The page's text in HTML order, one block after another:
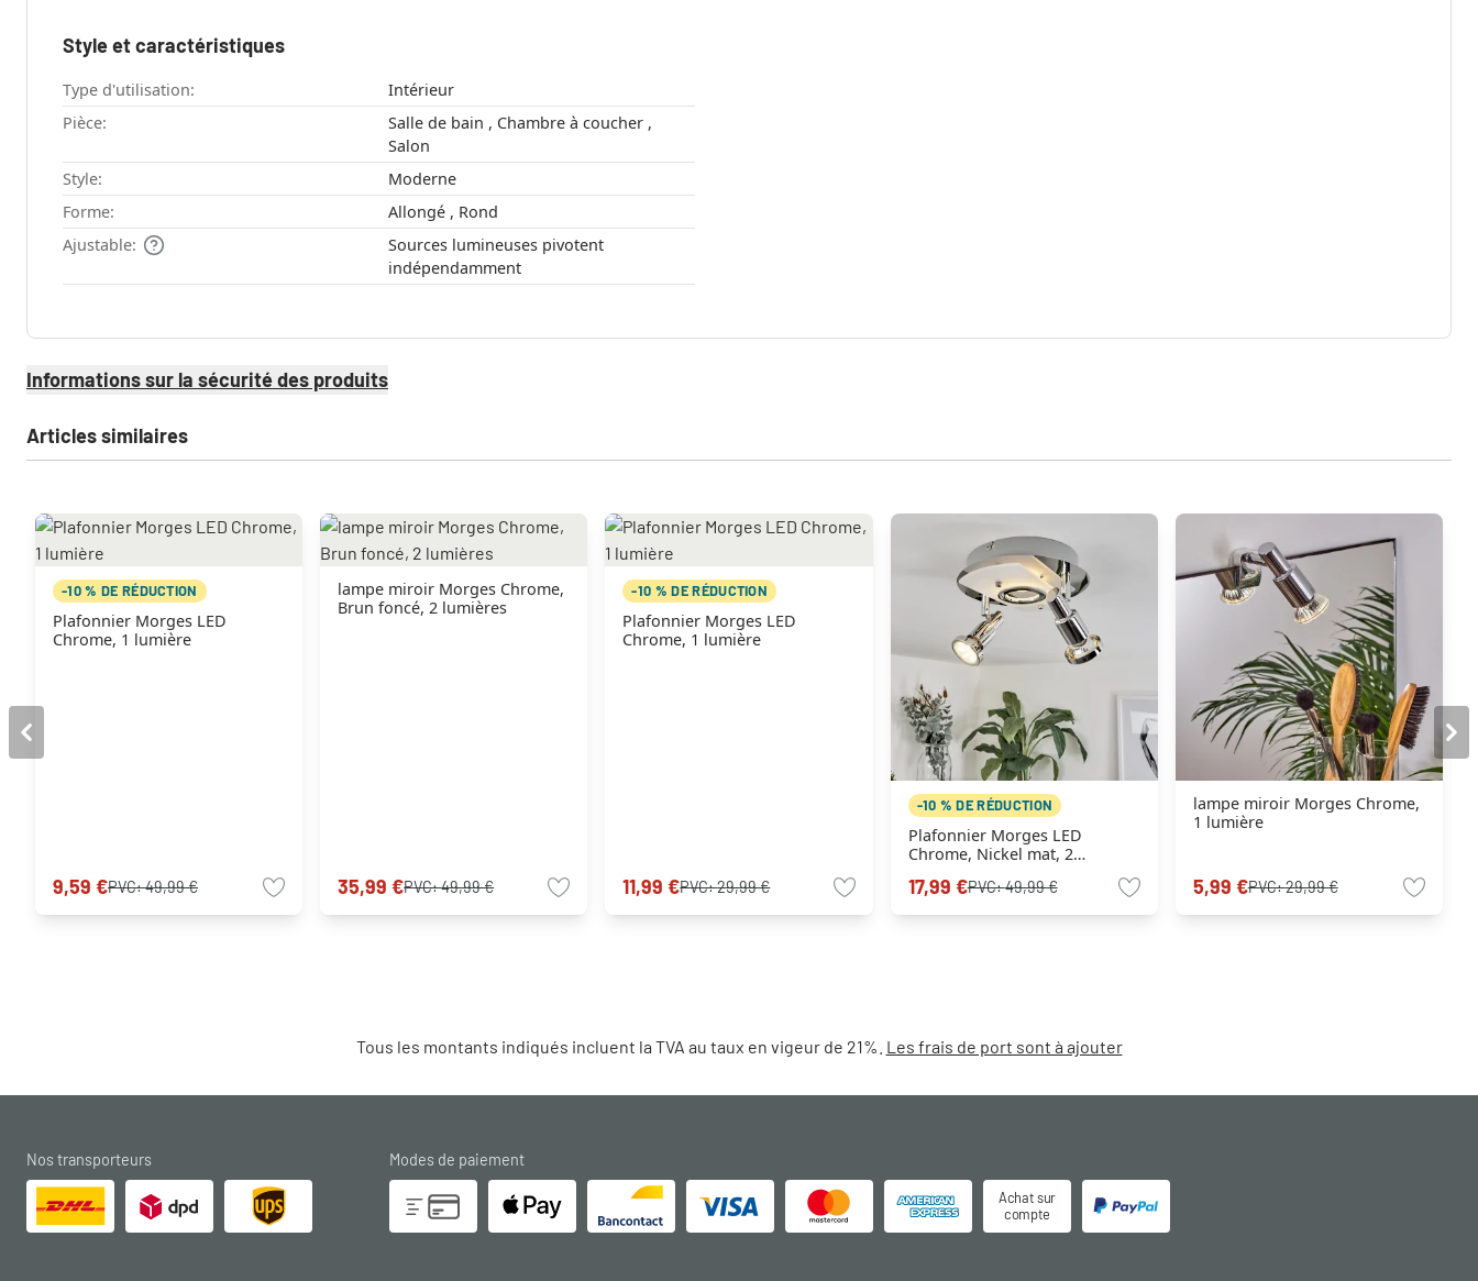
Style et caractéristiques
Type d'utilisation:
Intérieur
Pièce:
Salle de bain , Chambre à coucher ,
Salon
Style:
Moderne
Forme:
Allongé , Rond
Ajustable:
Sources lumineuses pivotent
indépendamment
Informations sur la sécurité des produits
Articles similaires
-10 % DE RÉDUCTION
Plafonnier Morges LED
Chrome, 1 lumière
9,59 €PVC:49,99 €
lampe miroir Morges Chrome,
Brun foncé, 2 lumières
35,99 €PVC:49,99 €
-10 % DE RÉDUCTION
Plafonnier Morges LED
Chrome, 1 lumière
11,99 €PVC:29,99 €
-10 % DE RÉDUCTION
Plafonnier Morges LED
Chrome, Nickel mat, 2
17,99 €PVC:49,99 €
lampe miroir Morges Chrome,
1 lumière
5,99 €PVC:29,99 €
Tous les montants indiqués incluent la TVA au taux en vigeur de 21%. Les frais de port sont à ajouter
Nos transporteurs Modes de paiement
Achat sur
compte